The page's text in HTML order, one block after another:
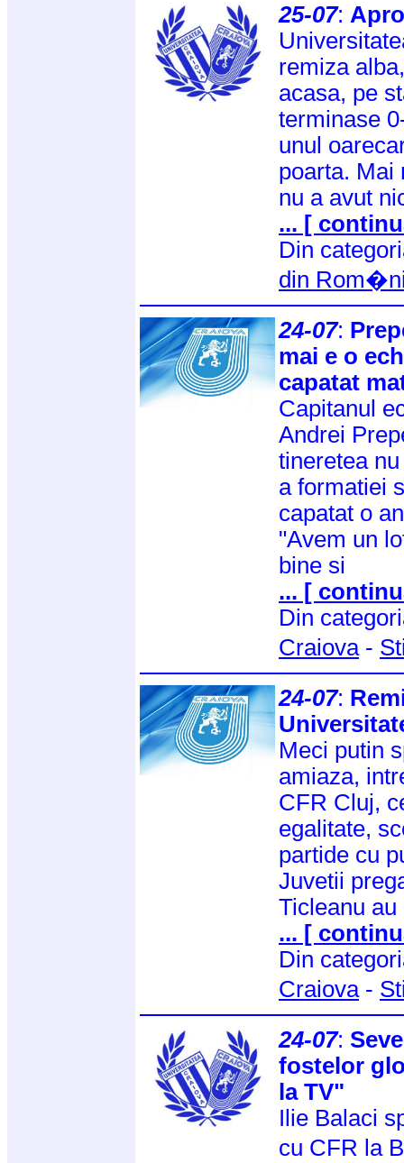
25-07:
remiza
acasa, pe
terminase
unul
poarta. Mai
nu a avut
... [
Din
din
24-07:
mai e o
capatat
Capitanul
Andrei
tineretea
a formatiei
capatat o
"Avem un
bine si
... [
Din
Craiova-
24-07:
Meci putin
amiaza,
CFR Cluj,
egalitate,
partide cu
Juvetii
Ticleanu au
... [
Din
Craiova-
24-07:
fostelor
la TV"
Ilie Balaci
cu CFR la